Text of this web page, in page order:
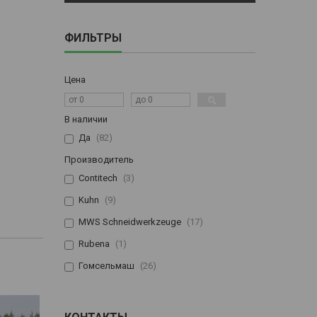
ФИЛЬТРЫ
Цена
В наличии
Да
82
Производитель
Contitech
3
Kuhn 9
MWS Schneidwerkzeuge 17
Rubena 1
Гомсельмаш 26